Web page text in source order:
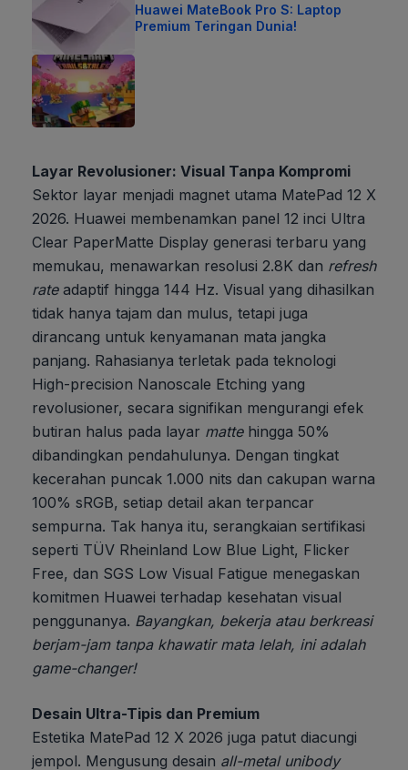
Huawei MateBook Pro S: Laptop
Premium Teringan Dunia!
Layar Revolusioner: Visual Tanpa Kompromi
Sektor layar menjadi magnet utama MatePad 12 X
2026. Huawei membenamkan panel 12 inci Ultra
Clear PaperMatte Display generasi terbaru yang
memukau, menawarkan resolusi 2.8K dan refresh
rateadaptif hingga 144 Hz. Visual yang dihasilkan
tidak hanya tajam dan mulus, tetapi juga
dirancang untuk kenyamanan mata jangka
panjang. Rahasianya terletak pada teknologi
High-precision Nanoscale Etching yang
revolusioner, secara signifikan mengurangi efek
butiran halus pada layar mattehingga 50%
dibandingkan pendahulunya. Dengan tingkat
kecerahan puncak 1.000 nits dan cakupan warna
100% sRGB, setiap detail akan terpancar
sempurna. Tak hanya itu, serangkaian sertifikasi
seperti TÜV Rheinland Low Blue Light, Flicker
Free, dan SGS Low Visual Fatigue menegaskan
komitmen Huawei terhadap kesehatan visual
penggunanya. Bayangkan, bekerja atau berkreasi
berjam-jam tanpa khawatir mata lelah, ini adalah
game-changer!
Desain Ultra-Tipis dan Premium
Estetika MatePad 12 X 2026 juga patut diacungi
jempol. Mengusung desain all-metal unibody